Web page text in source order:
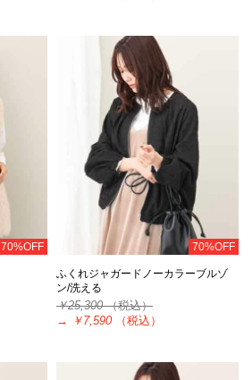
70%OFF 70%OFF
ふくれジャガードノーカラーブルゾ
ン/洗える
￥25,300（税込）
→
￥7,590 （税込）